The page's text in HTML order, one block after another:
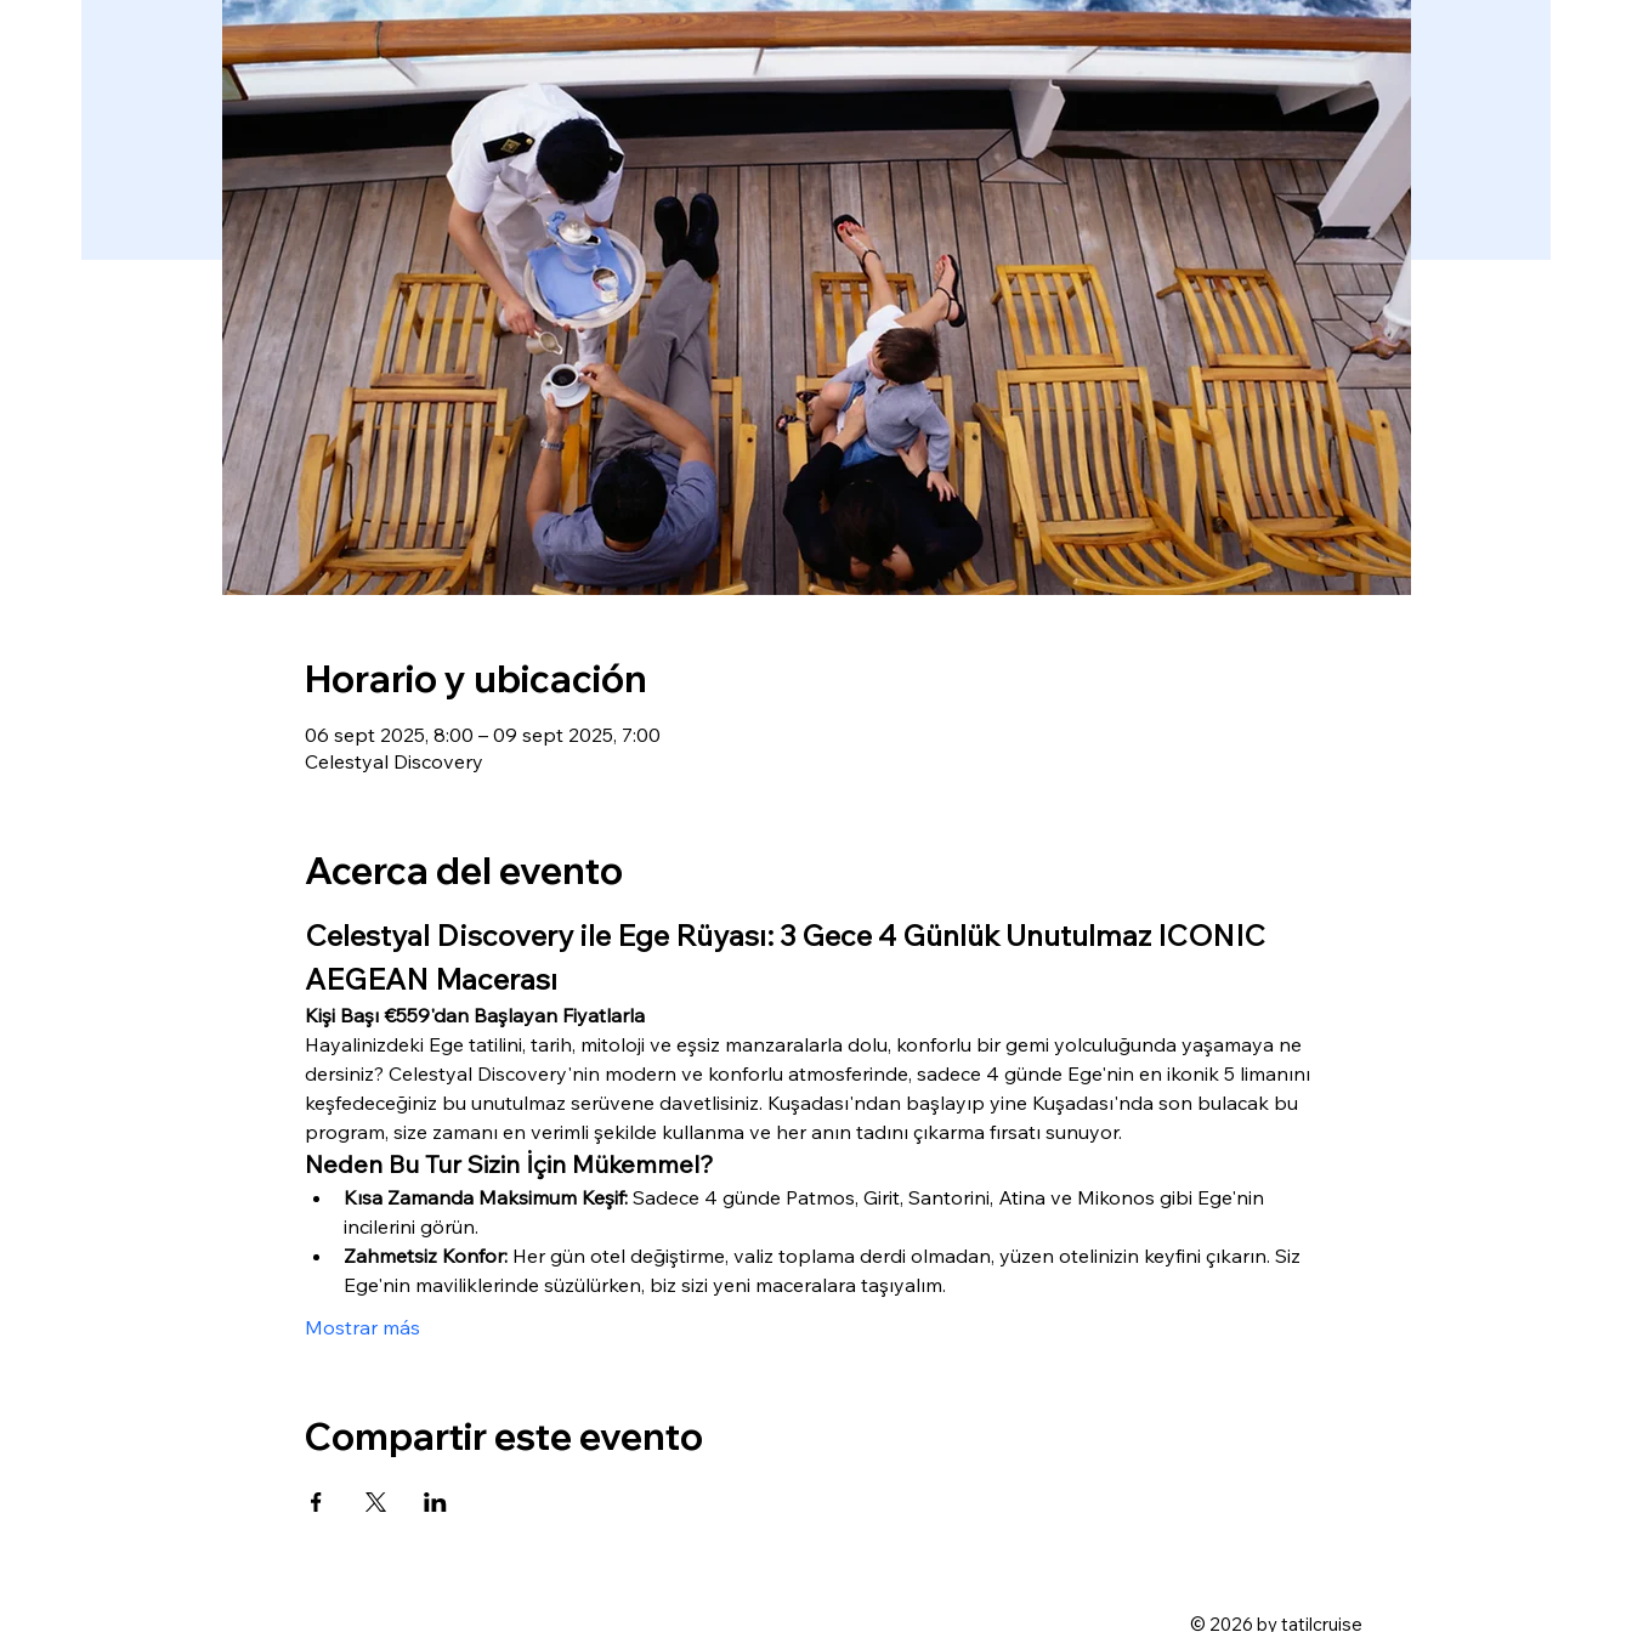
Horario y ubicación
06 sept 2025, 8:00 – 09 sept 2025, 7:00
Celestyal Discovery
Acerca del evento
Celestyal Discovery ile Ege Rüyası: 3 Gece 4 Günlük Unutulmaz ICONIC
AEGEAN Macerası
Kişi Başı €559'dan Başlayan Fiyatlarla
Hayalinizdeki Ege tatilini, tarih, mitoloji ve eşsiz manzaralarla dolu, konforlu bir gemi yolculuğunda yaşamaya ne
dersiniz? Celestyal Discovery'nin modern ve konforlu atmosferinde, sadece 4 günde Ege'nin en ikonik 5 limanını
keşfedeceğiniz bu unutulmaz serüvene davetlisiniz. Kuşadası'ndan başlayıp yine Kuşadası'nda son bulacak bu
program, size zamanı en verimli şekilde kullanma ve her anın tadını çıkarma fırsatı sunuyor.
Neden Bu Tur Sizin İçin Mükemmel?
Kısa Zamanda Maksimum Keşif: Sadece 4 günde Patmos, Girit, Santorini, Atina ve Mikonos gibi Ege'nin
incilerini görün.
Zahmetsiz Konfor: Her gün otel değiştirme, valiz toplama derdi olmadan, yüzen otelinizin keyfini çıkarın. Siz
Ege'nin maviliklerinde süzülürken, biz sizi yeni maceralara taşıyalım.
Mostrar más
Compartir este evento
© 2026 by tatilcruise